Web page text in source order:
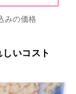
みの価格
いコスト